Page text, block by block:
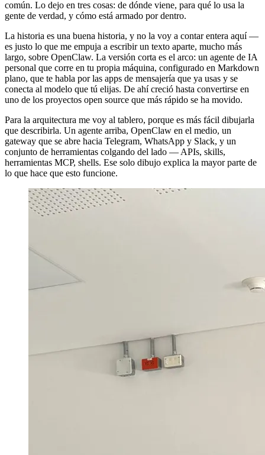
común. Lo dejo en tres cosas: de dónde viene, para qué lo usa la
gente de verdad, y cómo está armado por dentro.
La historia es una buena historia, y no la voy a contar entera aquí —
es justo lo que me empuja a escribir un texto aparte, mucho más
largo, sobre OpenClaw. La versión corta es el arco: un agente de IA
personal que corre en tu propia máquina, configurado en Markdown
plano, que te habla por las apps de mensajería que ya usas y se
conecta al modelo que tú elijas. De ahí creció hasta convertirse en
uno de los proyectos open source que más rápido se ha movido.
Para la arquitectura me voy al tablero, porque es más fácil dibujarla
que describirla. Un agente arriba, OpenClaw en el medio, un
gateway que se abre hacia Telegram, WhatsApp y Slack, y un
conjunto de herramientas colgando del lado — APIs, skills,
herramientas MCP, shells. Ese solo dibujo explica la mayor parte de
lo que hace que esto funcione.